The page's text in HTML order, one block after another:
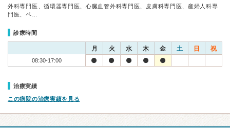
外科専門医、循環器専門医、心臓血管外科専門医、皮膚科専門医、産婦人科専
門医、ペ…
診療時間
月 火 水 木 金 土 日 祝
08:30-17:00
治療実績
この病院の治療実績を見る